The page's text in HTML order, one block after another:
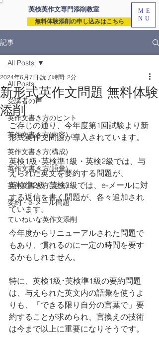
英検英作文専門添削教室
無料体験添削の申し込みはこちら
ME
NU
記事
All Posts
受講者の声
英作文書き方のヒント
英作文書き方(内容)
英作文書き方(構成)
英作文書き方(語彙)
英作文書き方(文法)
要約・e-メール問題
ていねいな英作文添削
All Posts
新形式英作文問題 無料体験
添削
2024年6月7日 読了時間: 2分
ご存じの通り、今年度第1回試験より新
形式英作文問題が導入されています。
英検1級･英検準1級・英検2級では、与
えられた英文を要約する問題が、
英検準2級･英検3級では、e-メールに対
する返信を書く問題が、各々追加され
ています。
今年度からリニューアルされた問題で
もあり、慣れるのに一定の時間を要す
るかもしれません。
特に、英検1級･英検準1級の要約問題
は、与えられた英文内の語彙を使うよ
りも、「できる限り自分の言葉で」要
約することが求められ、言換えの技術
は今まで以上に重要になりそうです。